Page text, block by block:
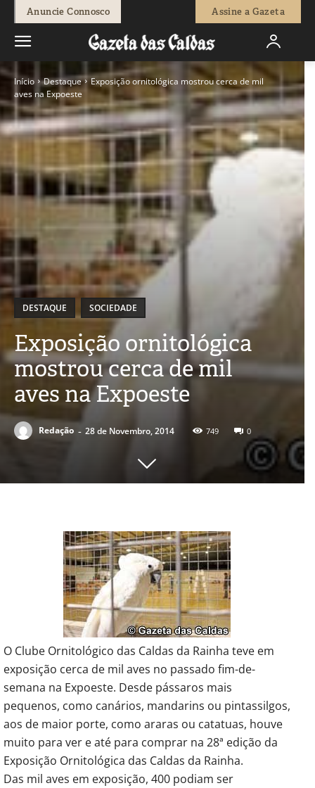
Anuncie Connosco Assine a Gazeta
Início Destaque
Exposição ornitológica mostrou cerca de mil
aves na Expoeste
DESTAQUE SOCIEDADE
Exposição ornitológica
mostrou cerca de mil
aves na Expoeste
Redação - 28 de Novembro, 2014 749 0
O Clube Ornitológico das Caldas da Rainha teve em
exposição cerca de mil aves no passado fim-de-
semana na Expoeste. Desde pássaros mais
pequenos, como canários, mandarins ou pintassilgos,
aos de maior porte, como araras ou catatuas, houve
muito para ver e até para comprar na 28ª edição da
Exposição Ornitológica das Caldas da Rainha.
Das mil aves em exposição, 400 podiam ser